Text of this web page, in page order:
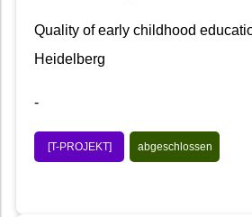
Quality of early childhood
Heidelberg
-
[T-PROJEKT] abgeschlossen